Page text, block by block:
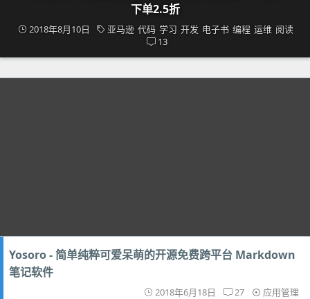
下单2.5折
2018年8月10日 亚马逊 代码 学习 开发 电子书 编程 运维 阅读
13
Yosoro - 简单纯粹可爱呆萌的开源免费跨平台 Markdown
笔记软件
2018年6月18日 27 应用管理